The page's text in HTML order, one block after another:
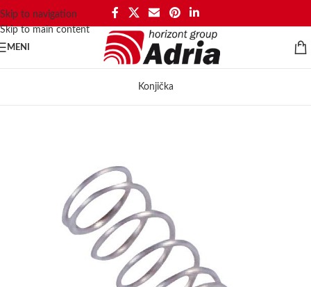
Skip to navigation
Skip to main content
MENI
Konjička